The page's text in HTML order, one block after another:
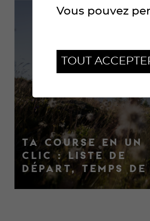
TA COURSE EN UN
CLIC : LISTE DE
DÉPART, TEMPS DE
PASSAGE,
Vous pouvez
TOUT